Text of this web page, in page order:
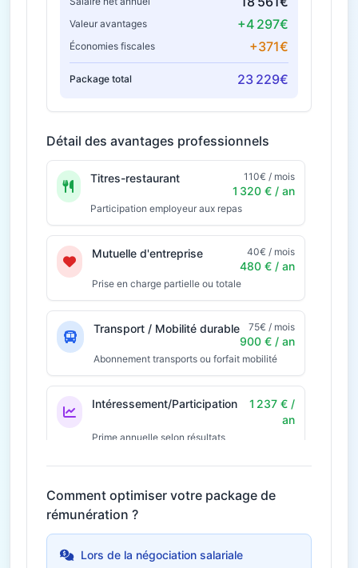
Valeur avantages +4 297€
Économies fiscales +371€
Package total 23 229€
Détail des avantages professionnels
Titres-restaurant 110€ / mois
1 320 € / an
Participation employeur aux repas
Mutuelle d'entreprise 40€ / mois
480 € / an
Prise en charge partielle ou totale
Transport / Mobilité durable 75€ / mois
900 € / an
Abonnement transports ou forfait mobilité
Intéressement/Participation
1 237 € /
an
Prime annuelle selon résultats
Télétravail 30€ / mois
Comment optimiser votre package de
rémunération ?
Lors de la négociation salariale